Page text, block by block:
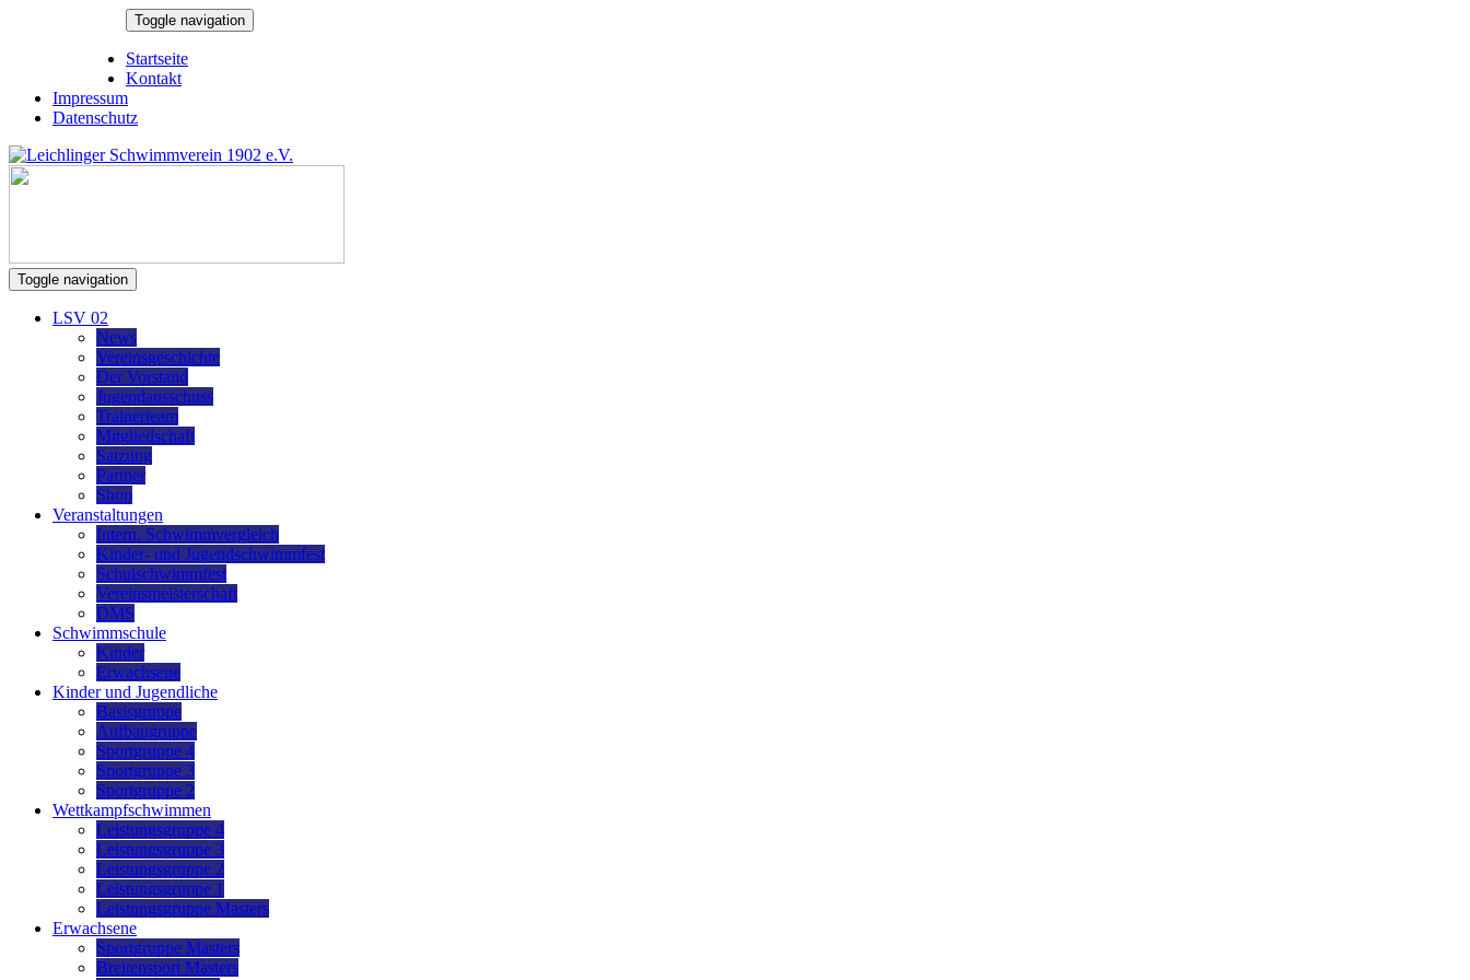
Toggle navigation
Startseite
Kontakt
Impressum
Datenschutz
Toggle navigation
LSV 02
News
Vereinsgeschichte
Der Vorstand
Jugendausschuss
Trainerteam
Mitgliedschaft
Satzung
Partner
Shop
Veranstaltungen
Intern. Schwimmvergleich
Kinder- und Jugendschwimmfest
Schulschwimmfest
Vereinsmeisterschaft
DMS
Schwimmschule
Kinder
Erwachsene
Kinder und Jugendliche
Basisgruppe
Aufbaugruppe
Sportgruppe 4
Sportgruppe 3
Sportgruppe 2
Wettkampfschwimmen
Leistungsgruppe 4
Leistungsgruppe 3
Leistungsgruppe 2
Leistungsgruppe 1
Leistungsgruppe Masters
Erwachsene
Sportgruppe Masters
Breitensport Masters